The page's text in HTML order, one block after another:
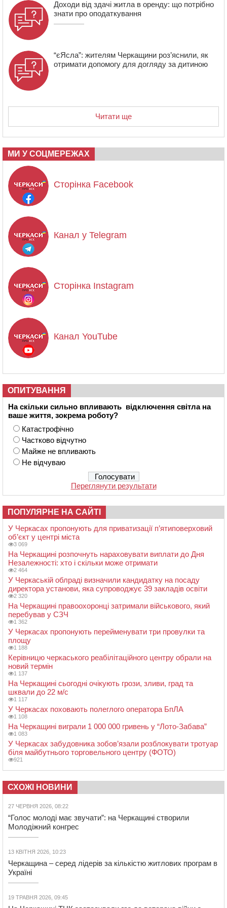
Доходи від здачі житла в оренду: що потрібно
знати про оподаткування
“єЯсла”: жителям Черкащини роз’яснили, як
отримати допомогу для догляду за дитиною
Читати ще
МИ У СОЦМЕРЕЖАХ
Сторінка Facebook
Канал у Telegram
Сторінка Instagram
Канал YouTube
ОПИТУВАННЯ
На скільки сильно впливають відключення світла на
ваше життя, зокрема роботу?
Катастрофічно
Частково відчутно
Майже не впливають
Не відчуваю
Переглянути результати
ПОПУЛЯРНЕ НА САЙТІ
У Черкасах пропонують для приватизації п’ятиповерховий
об’єкт у центрі міста
3 069
На Черкащині розпочнуть нараховувати виплати до Дня
Незалежності: хто і скільки може отримати
2 464
У Черкаській облраді визначили кандидатку на посаду
директора установи, яка супроводжує 39 закладів освіти
2 320
На Черкащині правоохоронці затримали військового, який
перебував у СЗЧ
1 362
У Черкасах пропонують перейменувати три провулки та
площу
1 188
Керівницю черкаського реабілітаційного центру обрали на
новий термін
1 137
На Черкащині сьогодні очікують грози, зливи, град та
шквали до 22 м/с
1 117
У Черкасах поховають полеглого оператора БпЛА
1 108
На Черкащині виграли 1 000 000 гривень у “Лото-Забава”
1 083
У Черкасах забудовника зобов’язали розблокувати тротуар
біля майбутнього торговельного центру (ФОТО)
921
СХОЖІ НОВИНИ
27 ЧЕРВНЯ 2026, 08:22
“Голос молоді має звучати”: на Черкащині створили
Молодіжний конгрес
13 КВІТНЯ 2026, 10:23
Черкащина – серед лідерів за кількістю житлових програм в
Україні
19 ТРАВНЯ 2026, 09:45